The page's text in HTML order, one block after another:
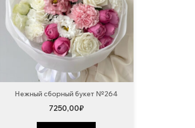
Нежный сборный букет №264
7250,00₽